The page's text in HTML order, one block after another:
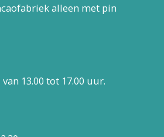
alleen met pin
13.00 tot 17.00 uur.